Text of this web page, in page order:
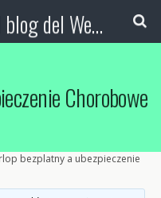
Booking Blog™ - Il blog del Web Marketing Turistico
Chorobowe
bezplatny a ubezpieczenie